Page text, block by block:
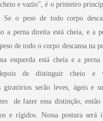
e vazio”, é o primeiro
Se o peso de todo corpo
a perna direita está cheia, e a
de todo o corpo descansa na
esquerda está cheia e a
de distinguir cheio e
giratórios serão leves, ágeis e
de fazer essa distinção, então
e rígidos. Nossa postura será